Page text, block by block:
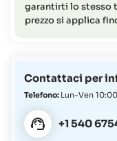
garantirti lo stesso
prezzo si applica
Contattaci per
Telefono: Lun-Ven
+1 540